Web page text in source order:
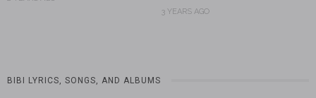
3 YEARS AGO
BIBI LYRICS, SONGS, AND ALBUMS